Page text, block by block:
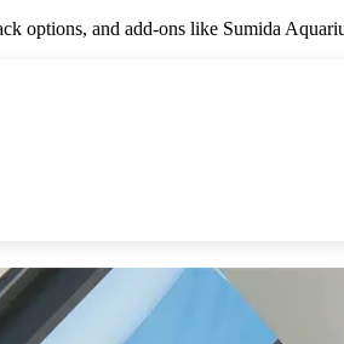
options, and add‑ons like Sumida